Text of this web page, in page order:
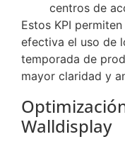
centros de
Estos KPI
efectiva el uso de
temporada de
mayor claridad y
Walldisplay